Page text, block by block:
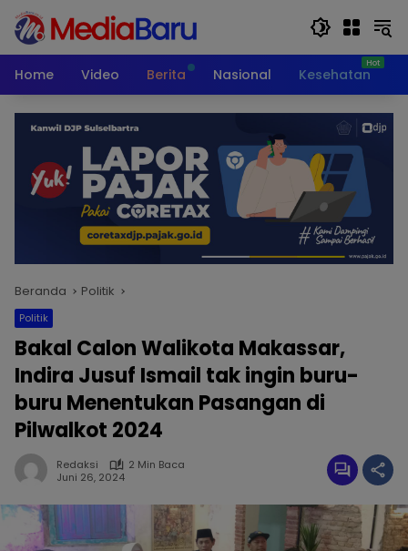
Langsung
konten
Home
Video Berita Nasional Kesehatan
Beranda Politik
Politik
Bakal Calon Walikota Makassar,
Indira Jusuf Ismail tak ingin buru-
buru Menentukan Pasangan di
Pilwalkot 2024
Redaksi
2 Min Baca
Juni 26, 2024